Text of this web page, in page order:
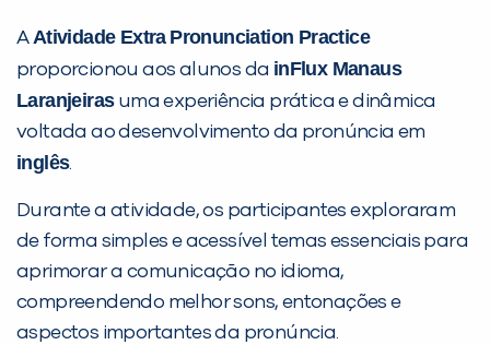
AAtividade Extra Pronunciation Practice
proporcionou aos alunos da inFlux Manaus
Laranjeirasuma experiência prática e dinâmica
voltada ao desenvolvimento da pronúncia em
inglês.
Durante a atividade, os participantes exploraram
de forma simples e acessível temas essenciais para
aprimorar a comunicação no idioma,
compreendendo melhor sons, entonações e
aspectos importantes da pronúncia.
PEÇA UMA DEMONSTRAÇÃO DE MÉTODO
Desculpe!
Não encontramos nenhuma unidade
inFlux nesta cidade ou bairro que
você digitou.